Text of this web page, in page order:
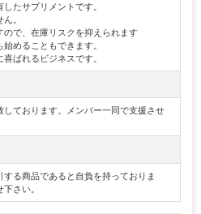
たサプリメントです。
。
ので、在庫リスクを抑えられます
めることもできます。
ばれるビジネスです。
ております。メンバー一同で支援させ
る商品であると自負を持っておりま
さい。